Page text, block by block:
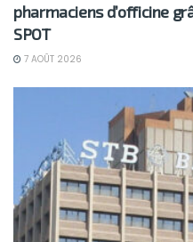
pharmaciens d’officine
SPOT
7 AOÛT 2026